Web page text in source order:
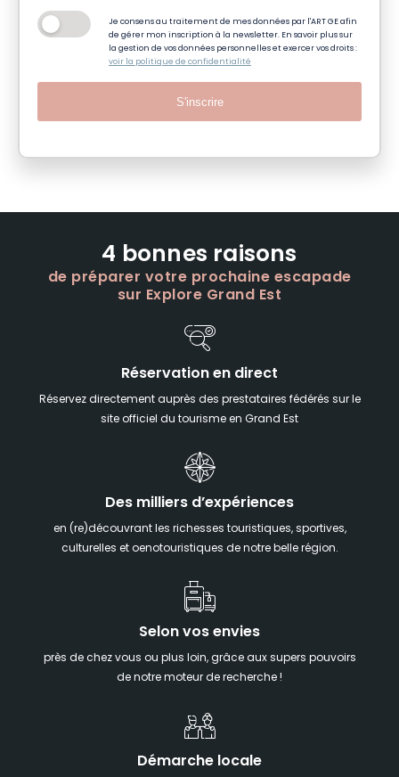
Je consens au traitement de mes données par l'ART GE afin
de gérer mon inscription à la newsletter. En savoir plus sur
la gestion de vos données personnelles et exercer vos droits :
voir la politique de confidentialité
S'inscrire
4 bonnes raisons
de préparer votre prochaine escapade
sur Explore Grand Est
Réservation en direct
Réservez directement auprès des prestataires fédérés sur le
site officiel du tourisme en Grand Est
Des milliers d’expériences
en (re)découvrant les richesses touristiques, sportives,
culturelles et oenotouristiques de notre belle région.
Selon vos envies
près de chez vous ou plus loin, grâce aux supers pouvoirs
de notre moteur de recherche !
Démarche locale